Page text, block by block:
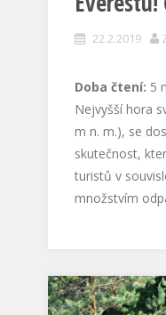
22.2.2019
Doba čtení: 5
Nejvyšší hora
m n. m.), se
skutečnost,
turistů v
množstvím